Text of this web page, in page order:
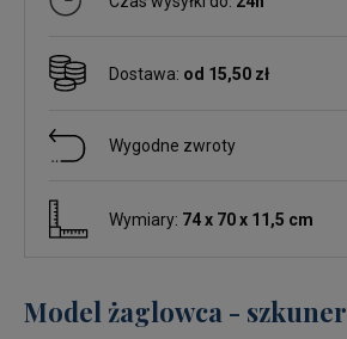
Dostawa: od 15,50 zł
Wygodne zwroty
Wymiary: 74 x 70 x 11,5 cm
Model żaglowca - szkuner